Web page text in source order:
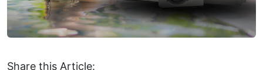
Share this Article: